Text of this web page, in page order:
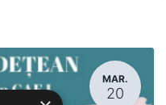
MAR.
20